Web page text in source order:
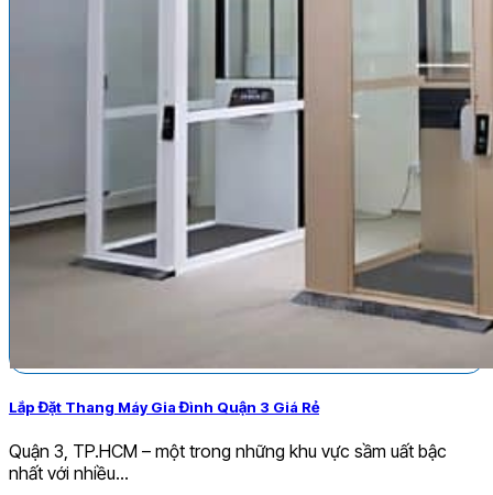
Lắp Đặt Thang Máy Gia Đình Quận 3 Giá Rẻ
Quận 3, TP.HCM – một trong những khu vực sầm uất bậc
nhất với nhiều...